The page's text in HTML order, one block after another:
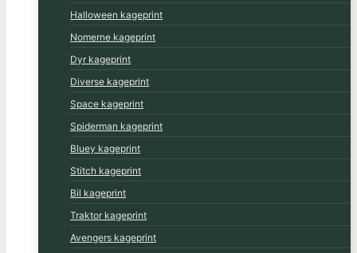
Halloween kageprint
Nomerne kageprint
Dyr kageprint
Diverse kageprint
Space kageprint
Spiderman kageprint
Bluey kageprint
Stitch kageprint
Bil kageprint
Traktor kageprint
Avengers kageprint